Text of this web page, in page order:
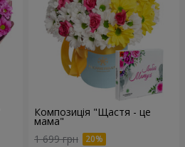
Композиція "Щастя - це
мама"
1 699 грн